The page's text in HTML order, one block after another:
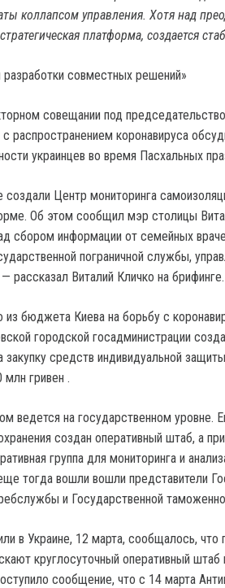
коллапсом управления. Хотя над
платформа, создается
совместных решений»
совещании под
распространением коронавируса
украинцев во время Пасхальных
Центр мониторинга
Об этом сообщил мэр столицы
сбором информации от семейных
пограничной службы,
рассказал Виталий Кличко на брифинге.
из бюджета Киева на борьбу с
городской госадминистрации
закупку средств индивидуальной
гривен .
ведется на государственном уровне.
создан оперативный штаб, а
группа для мониторинга и
тогда вошли вошли представители
и Государственной
в Украине, 12 марта, сообщалось, что
круглосуточный оперативный
сообщение, что с 14 марта